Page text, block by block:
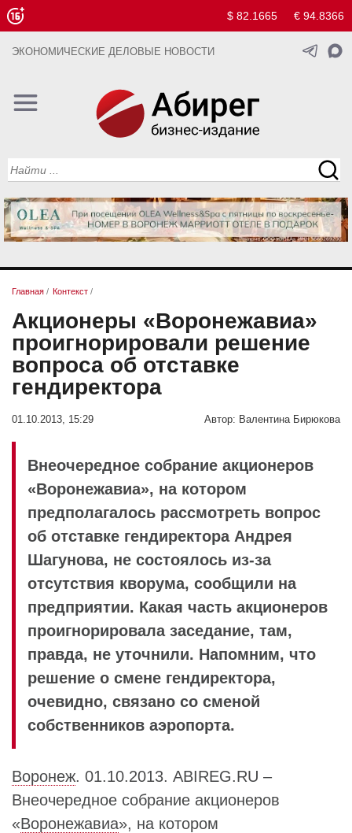
$ 82.1665 € 94.8366
ЭКОНОМИЧЕСКИЕ ДЕЛОВЫЕ НОВОСТИ
Главная / Контекст /
Акционеры «Воронежавиа»
проигнорировали решение
вопроса об отставке
гендиректора
01.10.2013, 15:29 Автор: Валентина Бирюкова
Внеочередное собрание акционеров
«Воронежавиа», на котором
предполагалось рассмотреть вопрос
об отставке гендиректора Андрея
Шагунова, не состоялось из-за
отсутствия кворума, сообщили на
предприятии. Какая часть акционеров
проигнорировала заседание, там,
правда, не уточнили. Напомним, что
решение о смене гендиректора,
очевидно, связано со сменой
собственников аэропорта.
Воронеж. 01.10.2013. ABIREG.RU –
Внеочередное собрание акционеров
«Воронежавиа», на котором